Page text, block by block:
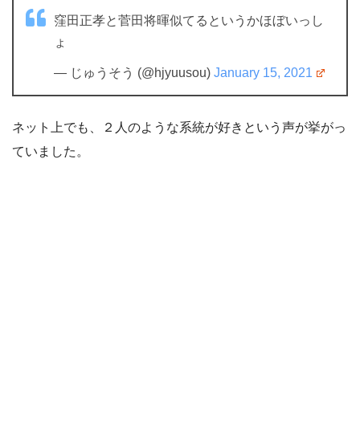
窪田正孝と菅田将暉似てるというかほぼいっし
ょ
— じゅうそう (@hjyuusou) January 15, 2021
ネット上でも、２人のような系統が好きという声が挙がっ
ていました。